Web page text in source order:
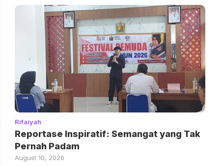
Rifaiyah
Reportase Inspiratif: Semangat yang Tak
Pernah Padam
August 10, 2026